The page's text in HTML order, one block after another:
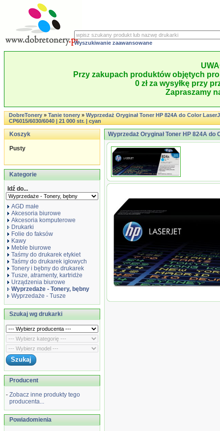
Wyszukiwanie zaawansowane
Przy zakupach produktów objętych
0 zł za wysyłkę przy
Zapraszamy
DobreTonery»Tanie tonery»Wyprzedaż Oryginał Toner HP 824A do Color
CP6015/6030/6040 | 21 000 str. | cyan
Koszyk
Pusty
Kategorie
Idź do...
AGD małe
Akcesoria biurowe
Akcesoria komputerowe
Drukarki
Folie do faksów
Kawy
Meble biurowe
Taśmy do drukarek etykiet
Taśmy do drukarek igłowych
Tonery i bębny do drukarek
Tusze, atramenty, kartridże
Urządzenia biurowe
Wyprzedaże - Tonery, bębny
Wyprzedaże - Tusze
Szukaj wg drukarki
Producent
- Zobacz inne produkty tego
producenta...
Powiadomienia
Wyprzedaż Oryginał Toner HP 824A
000 str. | cyan